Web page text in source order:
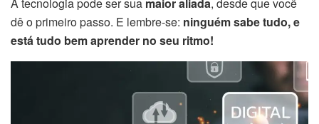
dê o primeiro passo. E lembre-se: ninguém sabe tudo, e
está tudo bem aprender no seu ritmo!